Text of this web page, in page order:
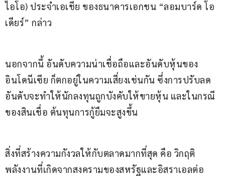
ไอโอ) ประจำเอเชีย ของธนาคารเอกชน “ลอมบาร์ด โอ
เดียร์” กล่าว
นอกจากนี้ อันดับความน่าเชื่อถือและอันดับหุ้นของ
อินโดนีเซีย ก็ตกอยู่ในความเสี่ยงเช่นกัน ซึ่งการปรับลด
อันดับจะทำให้นักลงทุนถูกบังคับให้ขายหุ้น และในกรณี
ของสินเชื่อ ต้นทุนการกู้ยืมจะสูงขึ้น
สิ่งที่สร้างความกังวลให้กับตลาดมากที่สุด คือ วิกฤติ
พลังงานที่เกิดจากสงครามของสหรัฐและอิสราเอลต่อ